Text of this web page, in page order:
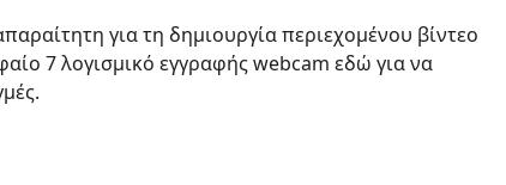
για τη δημιουργία περιεχομένου βίντεο
7 λογισμικό εγγραφής webcam εδώ για να